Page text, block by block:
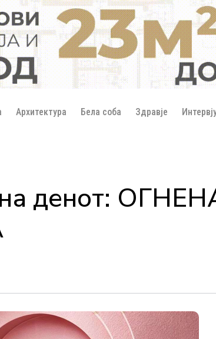
Архитектура Бела соба Здравје
денот: